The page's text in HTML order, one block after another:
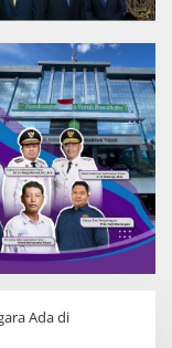
Ada di